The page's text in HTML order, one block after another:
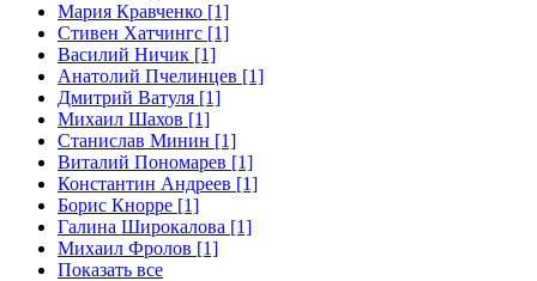
Мария Кравченко [1]
Стивен Хатчингс [1]
Василий Ничик [1]
Анатолий Пчелинцев [1]
Дмитрий Ватуля [1]
Михаил Шахов [1]
Станислав Минин [1]
Виталий Пономарев [1]
Константин Андреев [1]
Борис Кнорре [1]
Галина Широкалова [1]
Михаил Фролов [1]
Показать все